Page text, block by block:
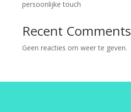
persoonlijke touch
Recent Comments
Geen reacties om weer te geven.